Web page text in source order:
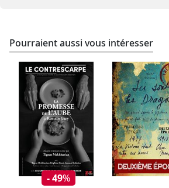
Pourraient aussi vous intéresser
- 49%